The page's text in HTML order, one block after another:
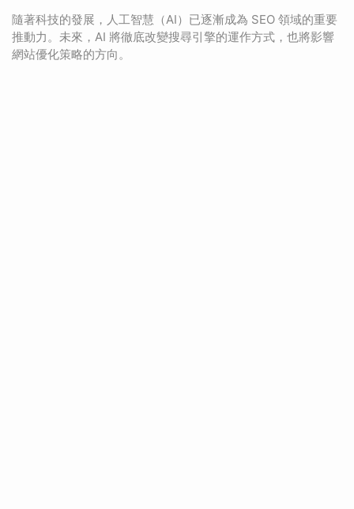
隨著科技的發展，人工智慧（AI）已逐漸成為 SEO 領域的重要
推動力。未來，AI 將徹底改變搜尋引擎的運作方式，也將影響
網站優化策略的方向。